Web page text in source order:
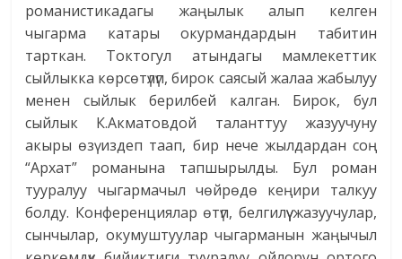
романистикадагы жаңылык алып келген
чыгарма катары окурмандардын табитин
тарткан. Токтогул атындагы мамлекеттик
сыйлыкка көрсөтүлүп, бирок саясый жалаа жабылуу
менен сыйлык берилбей калган. Бирок, бул
сыйлык К.Акматовдой таланттуу жазуучуну
акыры өзү издеп таап, бир нече жылдардан соң
“Архат” романына тапшырылды. Бул роман
тууралуу чыгармачыл чөйрөдө кеңири талкуу
болду. Конференция­лар өтүп, белгилүү жазуучулар,
сынчылар, окумуштуулар чыгарманын жаңычыл